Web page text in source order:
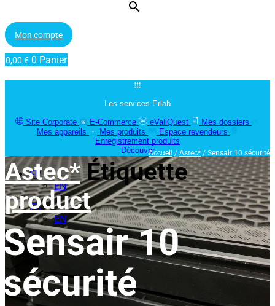
Mon compte
0,00 € 0 Panier
Les services Erlab
Site Corporate
E-Commerce eValiQuest
Mes dossiers
Mes appareils
Mes produits
Espace revendeurs
Enregistrement produits
Découvrir
FR
EN
FR
EN
Accueil / Astec* / Sensair 10 sécurité
Astec* Étiquette
product
Sensair 10
sécurité